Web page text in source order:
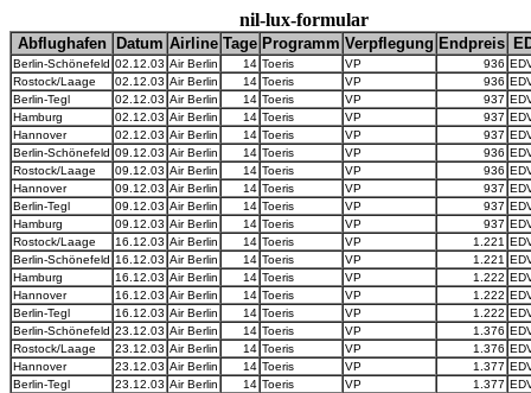
nil-lux-formular
Abflughafen Datum Airline Tage Programm Verpflegung Endpreis
Berlin-Schönefeld 02.12.03 Air Berlin 14 Toeris VP 936
Rostock/Laage
02.12.03 Air Berlin 14 Toeris VP 936
Berlin-Tegl
02.12.03 Air Berlin 14 Toeris VP 937
Hamburg
02.12.03 Air Berlin 14 Toeris VP 937
Hannover
02.12.03 Air Berlin 14 Toeris VP 937
Berlin-Schönefeld 09.12.03 Air Berlin 14 Toeris VP 936
Rostock/Laage
09.12.03 Air Berlin 14 Toeris VP 936
Hannover
09.12.03 Air Berlin 14 Toeris VP 937
Berlin-Tegl
09.12.03 Air Berlin 14 Toeris VP 937
Hamburg
09.12.03 Air Berlin 14 Toeris VP 937
Rostock/Laage
16.12.03 Air Berlin 14 Toeris VP 1.221
Berlin-Schönefeld 16.12.03 Air Berlin 14 Toeris VP 1.221
Hamburg
16.12.03 Air Berlin 14 Toeris VP 1.222
Hannover
16.12.03 Air Berlin 14 Toeris VP 1.222
Berlin-Tegl
16.12.03 Air Berlin 14 Toeris VP 1.222
Berlin-Schönefeld 23.12.03 Air Berlin 14 Toeris VP 1.376
Rostock/Laage
23.12.03 Air Berlin 14 Toeris VP 1.376
Hannover
23.12.03 Air Berlin 14 Toeris VP 1.377
Berlin-Tegl
23.12.03 Air Berlin 14 Toeris VP 1.377